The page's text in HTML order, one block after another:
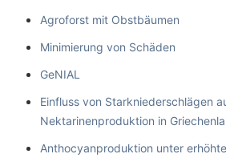
Agroforst mit Obstbäumen
Minimierung von Schäden
GeNIAL
Einfluss von Starkniederschlägen
Nektarinenproduktion in
Anthocyanproduktion unter